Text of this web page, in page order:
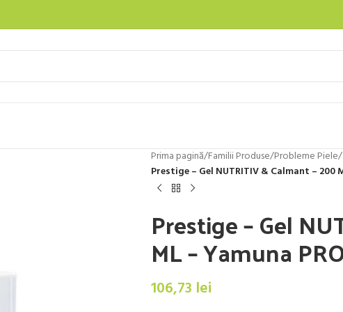
Prima pagină/Familii Produse/Probleme Piele/
Prestige – Gel NUTRITIV & Calmant – 200
Prestige – Gel
ML – Yamuna
106,73 lei